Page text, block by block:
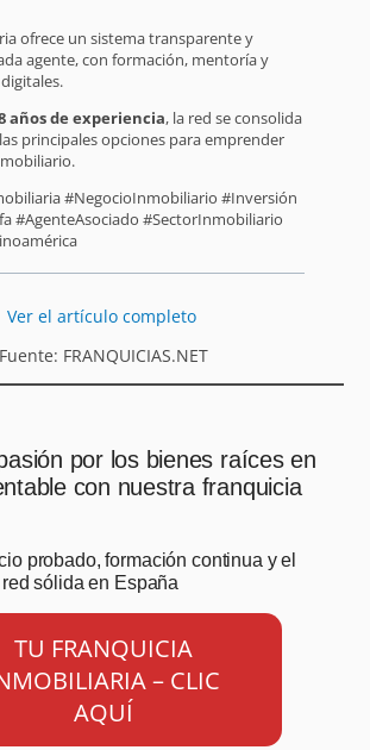
ofrece un sistema transparente y
agente, con formación, mentoría y
años de experiencia, la red se consolida
principales opciones para emprender
#NegocioInmobiliario #Inversión
#AgenteAsociado #SectorInmobiliario
Ver el artículo completo
Fuente: FRANQUICIAS.NET
por los bienes raíces en
con nuestra franquicia
probado, formación continua y el
sólida en España
TU FRANQUICIA
– CLIC
AQUÍ